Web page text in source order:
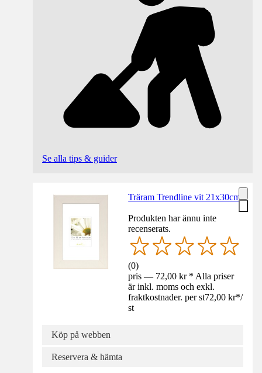
Se alla tips & guider
Träram Trendline vit 21x30cm
Produkten har ännu inte
recenserats.
(0)
pris — 72,00 kr * Alla priser
är inkl. moms och exkl.
fraktkostnader. per st72,00 kr*/
st
Köp på webben
Reservera & hämta